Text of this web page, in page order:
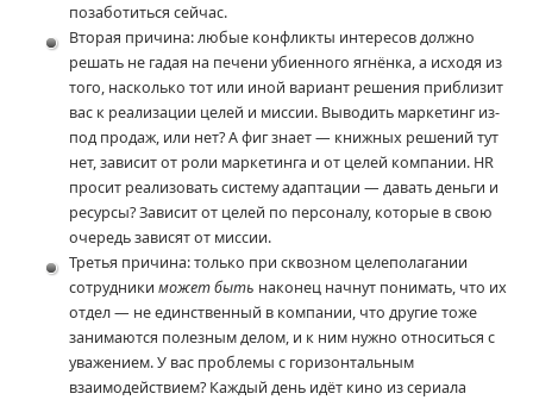
позаботиться сейчас.
Вторая причина: любые конфликты интересов должно
решать не гадая на печени убиенного ягнёнка, а исходя из
того, насколько тот или иной вариант решения приблизит
вас к реализации целей и миссии. Выводить маркетинг из-
под продаж, или нет? А фиг знает — книжных решений тут
нет, зависит от роли маркетинга и от целей компании. HR
просит реализовать систему адаптации — давать деньги и
ресурсы? Зависит от целей по персоналу, которые в свою
очередь зависят от миссии.
Третья причина: только при сквозном целеполагании
сотрудники может быть наконец начнут понимать, что их
отдел — не единственный в компании, что другие тоже
занимаются полезным делом, и к ним нужно относиться с
уважением. У вас проблемы с горизонтальным
взаимодействием? Каждый день идёт кино из сериала